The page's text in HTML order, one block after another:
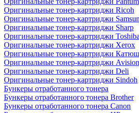
Оригинальные тонер-картриджи Ricoh
Оригинальные тонер-картриджи
Оригинальные тонер-картриджи Sharp
Оригинальные тонер-картриджи Toshiba
Оригинальные тонер-картриджи Xerox
Оригинальные тонер-картриджи
Оригинальные тонер-картриджи Avision
Оригинальные тонер-картриджи Deli
Оригинальные тонер-картриджи Sindoh
Бункеры отработанного тонера
Бункеры отработанного тонера Brother
Бункеры отработанного тонера Canon